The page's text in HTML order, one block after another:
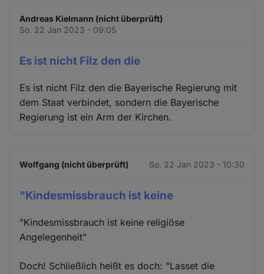
Andreas Kielmann (nicht überprüft)
So. 22 Jan 2023 - 09:05
Es ist nicht Filz den die
Es ist nicht Filz den die Bayerische Regierung mit
dem Staat verbindet, sondern die Bayerische
Regierung ist ein Arm der Kirchen.
Wolfgang (nicht überprüft) So. 22 Jan 2023 - 10:30
"Kindesmissbrauch ist keine
"Kindesmissbrauch ist keine religiöse
Angelegenheit"
Doch! Schließlich heißt es doch: "Lasset die